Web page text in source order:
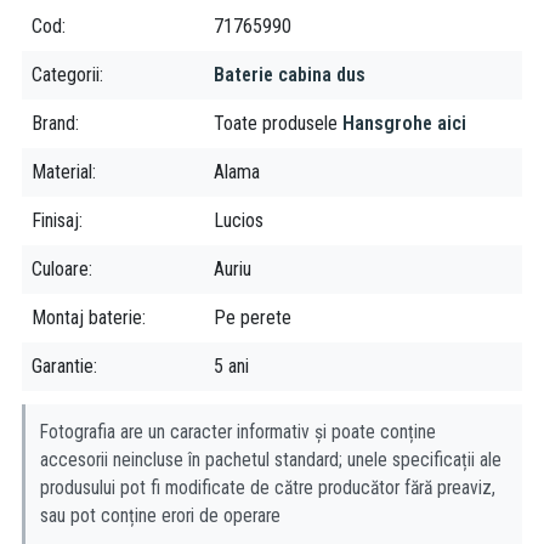
Cod 71765990
Categorii Baterie cabina dus
Brand Toate produsele Hansgrohe aici
Material Alama
Finisaj Lucios
Culoare Auriu
Montaj baterie Pe perete
Garantie 5 ani
Fotografia are un caracter informativ și poate conține
accesorii neincluse în pachetul standard; unele specificații ale
produsului pot fi modificate de către producător fără preaviz,
sau pot conține erori de operare